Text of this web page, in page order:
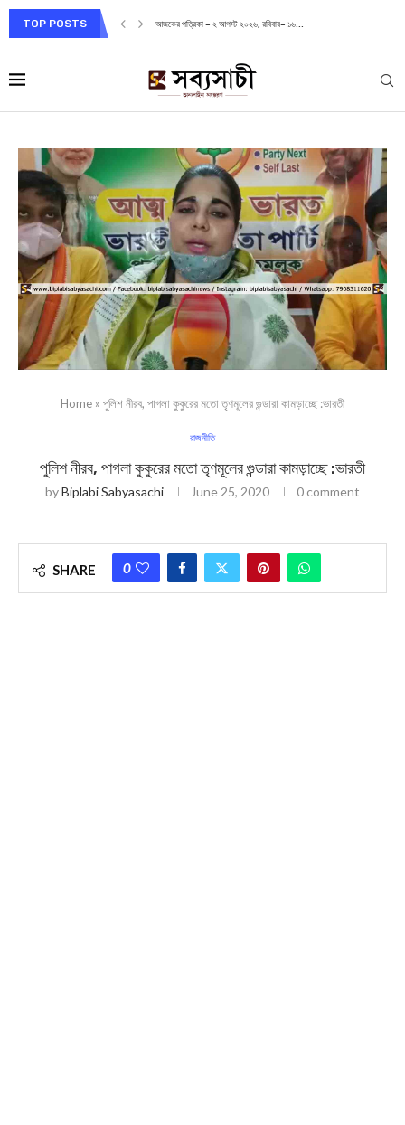
TOP POSTS আজকের পত্রিকা – ২ আগস্ট ২০২৬, রবিবার– ১৬...
Home » পুলিশ নীরব, পাগলা কুকুরের মতো তৃণমূলের গুন্ডারা কামড়াচ্ছে :ভারতী
রাজনীতি
পুলিশ নীরব, পাগলা কুকুরের মতো তৃণমূলের গুন্ডারা কামড়াচ্ছে :ভারতী
byBiplabi Sabyasachi June 25, 2020 0 comment
SHARE 0